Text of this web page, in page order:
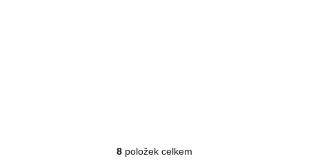
Ovládací prvky výpisu
8 položek celkem